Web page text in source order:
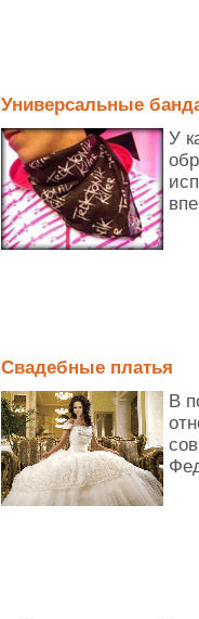
Универсальные
У
Свадебные платья
В